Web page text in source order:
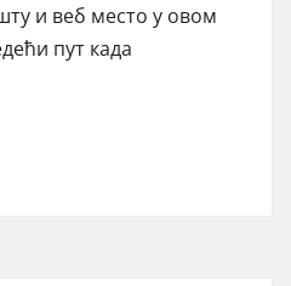
и веб место у овом
пут када